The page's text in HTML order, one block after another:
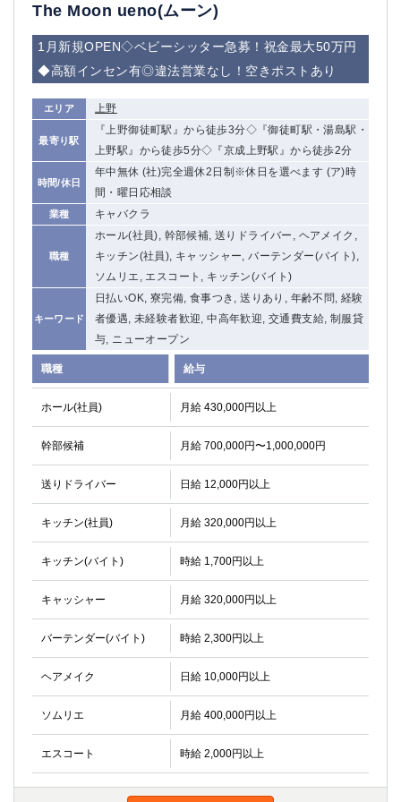
The Moon ueno(ムーン)
1月新規OPEN◇ベビーシッター急募！祝金最大50万円
◆高額インセン有◎違法営業なし！空きポストあり
エリア 上野
最寄り駅
『上野御徒町駅』から徒歩3分◇『御徒町駅・湯島駅・
上野駅』から徒歩5分◇『京成上野駅』から徒歩2分
時間/休日
年中無休 (社)完全週休2日制※休日を選べます (ア)時
間・曜日応相談
業種 キャバクラ
職種
ホール(社員), 幹部候補, 送りドライバー, ヘアメイク,
キッチン(社員), キャッシャー, バーテンダー(バイト),
ソムリエ, エスコート, キッチン(バイト)
キーワード
日払いOK, 寮完備, 食事つき, 送りあり, 年齢不問, 経験
者優遇, 未経験者歓迎, 中高年歓迎, 交通費支給, 制服貸
与, ニューオープン
職種 給与
ホール(社員) 月給 430,000円以上
幹部候補 月給 700,000円〜1,000,000円
送りドライバー 日給 12,000円以上
キッチン(社員) 月給 320,000円以上
キッチン(バイト) 時給 1,700円以上
キャッシャー 月給 320,000円以上
バーテンダー(バイト) 時給 2,300円以上
ヘアメイク 日給 10,000円以上
ソムリエ 月給 400,000円以上
エスコート 時給 2,000円以上
赤坂
高円寺
蒲田東口
多摩センター
立川（南口）
新宿
中野
府中
中目黒
ひばりヶ丘（北口）
吉祥寺（南口／公園口）
自由が丘
四谷
錦糸町南口
下北沢・経堂
金町（北口）
成増駅徒歩3分の好立地！①JR埼京線「赤羽駅」から徒歩2分 ②東
三軒茶屋（南口）
①歌舞伎町 ②新宿 ③新宿三丁目 ④西
①歌舞伎町 ②新宿 ③西部新宿 ③東新宿
①歌舞伎町 ②新宿
①銀座 ②新橋
錦糸町(南口)
蒲田(西口)
清瀬（南口）
①東武練馬 ②成増・板橋 ③大山 ②池袋
池袋東口
金町
大井町
大泉学園
下赤塚
竹ノ塚
三鷹
新小岩
幡ヶ谷
祖師ヶ谷大蔵
小岩
湯島
久米川
五井
関内
横浜
溝の口
藤沢
平塚
武蔵小杉
橋本
横浜・桜木町